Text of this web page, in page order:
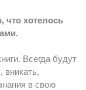
что хотелось
Всегда будут
вникать,
в свою